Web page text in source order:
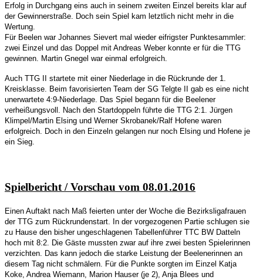
Erfolg in Durchgang eins auch in seinem zweiten Einzel bereits klar auf
der Gewinnerstraße. Doch sein Spiel kam letztlich nicht mehr in die
Wertung.
Für Beelen war Johannes Sievert mal wieder eifrigster Punktesammler:
zwei Einzel und das Doppel mit Andreas Weber konnte er für die TTG
gewinnen. Martin Gnegel war einmal erfolgreich.
Auch TTG II startete mit einer Niederlage in die Rückrunde der 1.
Kreisklasse. Beim favorisierten Team der SG Telgte II gab es eine nicht
unerwartete 4:9-Niederlage. Das Spiel begann für die Beelener
verheißungsvoll. Nach den Startdoppeln führte die TTG 2:1. Jürgen
Klimpel/Martin Elsing und Werner Skrobanek/Ralf Hofene waren
erfolgreich. Doch in den Einzeln gelangen nur noch Elsing und Hofene je
ein Sieg.
Spielbericht / Vorschau vom 08.01.2016
Einen Auftakt nach Maß feierten unter der Woche die Bezirksligafrauen
der TTG zum Rückrundenstart. In der vorgezogenen Partie schlugen sie
zu Hause den bisher ungeschlagenen Tabellenführer TTC BW Datteln
hoch mit 8:2. Die Gäste mussten zwar auf ihre zwei besten Spielerinnen
verzichten. Das kann jedoch die starke Leistung der Beelenerinnen an
diesem Tag nicht schmälern. Für die Punkte sorgten im Einzel Katja
Koke, Andrea Wiemann, Marion Hauser (je 2), Anja Blees und